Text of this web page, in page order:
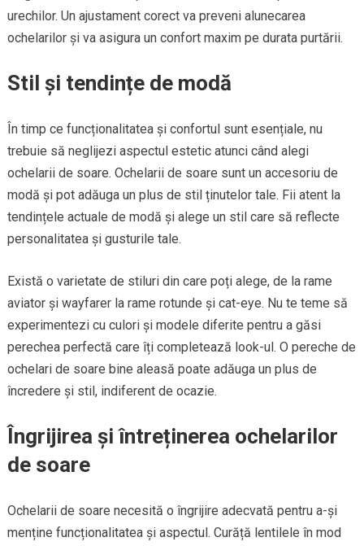
urechilor. Un ajustament corect va preveni alunecarea
ochelarilor și va asigura un confort maxim pe durata purtării.
Stil și tendințe de modă
În timp ce funcționalitatea și confortul sunt esențiale, nu
trebuie să neglijezi aspectul estetic atunci când alegi
ochelarii de soare. Ochelarii de soare sunt un accesoriu de
modă și pot adăuga un plus de stil ținutelor tale. Fii atent la
tendințele actuale de modă și alege un stil care să reflecte
personalitatea și gusturile tale.
Există o varietate de stiluri din care poți alege, de la rame
aviator și wayfarer la rame rotunde și cat-eye. Nu te teme să
experimentezi cu culori și modele diferite pentru a găsi
perechea perfectă care îți completează look-ul. O pereche de
ochelari de soare bine aleasă poate adăuga un plus de
încredere și stil, indiferent de ocazie.
Îngrijirea și întreținerea ochelarilor
de soare
Ochelarii de soare necesită o îngrijire adecvată pentru a-și
menține funcționalitatea și aspectul. Curăță lentilele în mod